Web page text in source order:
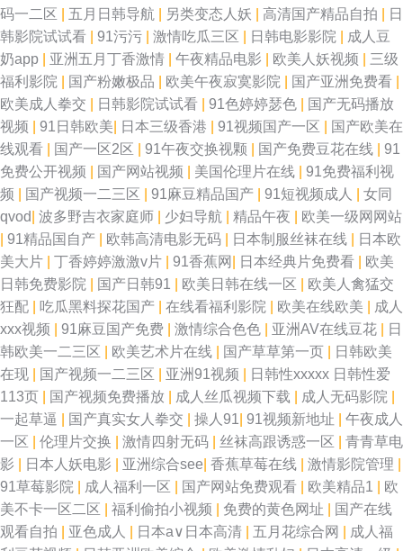
码一二区
五月日韩导航 另类变态人妖 高清国产精品自拍
日
韩影院试试看
91污污 激情吃瓜三区 日韩电影影院
成人豆
奶app
亚洲五月丁香激情 午夜精品电影 欧美人妖视频
三级
福利影院
国产粉嫩极品 欧美午夜寂寞影院 国产亚洲免费看
欧美成人拳交
日韩影院试试看 91色婷婷瑟色
国产无码播放
视频
91日韩欧美 日本三级香港 91视频国产一区
国产欧美在
线观看
国产一区2区 91午夜交换视颗 国产免费豆花在线
91
免费公开视频
国产网站视频 美国伦理片在线
91免费福利视
频
国产视频一二三区 91麻豆精品国产 91短视频成人
女同
qvod 波多野吉衣家庭师 少妇导航 精品午夜
欧美一级网网站
91精品国自产 欧韩高清电影无码 日本制服丝袜在线
日本欧
美大片
丁香婷婷激激v片 91香蕉网 日本经典片免费看
欧美
日韩免费影院
国产日韩91 欧美日韩在线一区
欧美人禽猛交
狂配
吃瓜黑料探花国产 在线看福利影院 欧美在线欧美
成人
xxx视频
91麻豆国产免费 激情综合色色 亚洲AV在线豆花
日
韩欧美一二三区
欧美艺术片在线 国产草草第一页
日韩欧美
在现
国产视频一二三区 亚洲91视频
日韩性xxxxx 日韩性爱
113页
国产视频免费播放 成人丝瓜视频下载 成人无码影院
一起草逼
国产真实女人拳交 操人91 91视频新地址
午夜成人
一区
伦理片交换 激情四射无码 丝袜高跟诱惑一区
青青草电
影
日本人妖电影 亚洲综合see 香蕉草莓在线 激情影院管理
91草莓影院
成人福利一区 国产网站免费观看 欧美精品1
欧
美不卡一区二区
福利偷拍小视频 免费的黄色网址
国产在线
观看自拍
亚色成人 日本a∨日本高清 五月花综合网
成人福